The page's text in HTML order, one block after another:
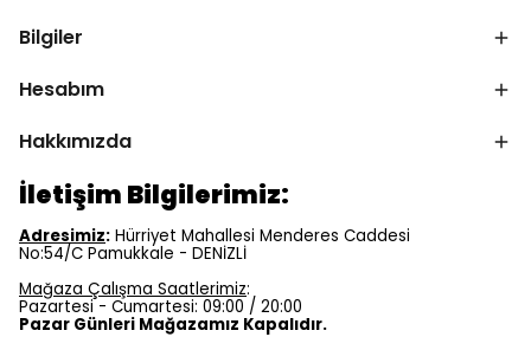
Bilgiler
Hesabım
Hakkımızda
İletişim Bilgilerimiz:
Adresimiz: Hürriyet Mahallesi Menderes Caddesi
No:54/C Pamukkale - DENİZLİ
Mağaza Çalışma Saatlerimiz:
Pazartesi - Cumartesi: 09:00 / 20:00
Pazar Günleri Mağazamız Kapalıdır.